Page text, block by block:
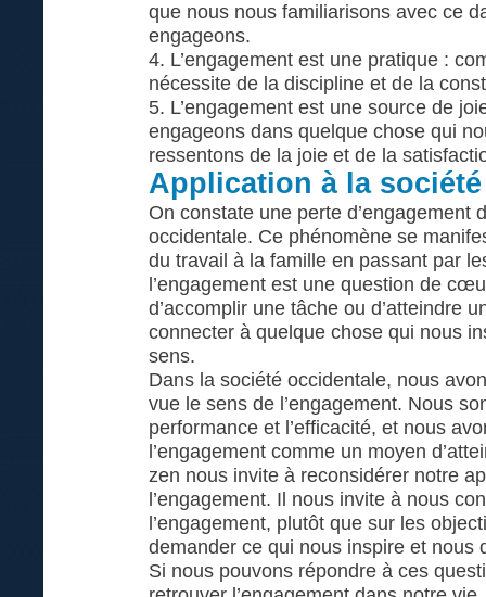
que nous nous familiarisons avec ce
engageons.
4. L’engagement est une pratique :
nécessite de la discipline et de la
5. L’engagement est une source de
engageons dans quelque chose qui
ressentons de la joie et de la
Application à la
On constate une perte d’engagement
occidentale. Ce phénomène se
du travail à la famille en passant par
l’engagement est une question de
d’accomplir une tâche ou d’atteindre
connecter à quelque chose qui nous
sens.
Dans la société occidentale, nous
vue le sens de l’engagement. Nous
performance et l’efficacité, et nous
l’engagement comme un moyen
zen nous invite à reconsidérer notre
l’engagement. Il nous invite à nous
l’engagement, plutôt que sur les
demander ce qui nous inspire et nous
Si nous pouvons répondre à ces